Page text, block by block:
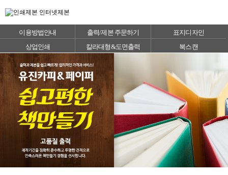
이용방법안내 출력/제본 주문하기
표지디자인
상업인쇄
칼라대형&도면출력 북스캔